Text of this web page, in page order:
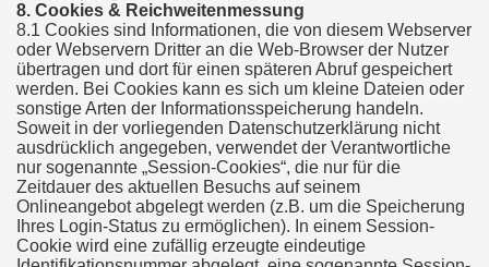
8. Cookies & Reichweitenmessung
8.1 Cookies sind Informationen, die von diesem Webserver
oder Webservern Dritter an die Web-Browser der Nutzer
übertragen und dort für einen späteren Abruf gespeichert
werden. Bei Cookies kann es sich um kleine Dateien oder
sonstige Arten der Informationsspeicherung handeln.
Soweit in der vorliegenden Datenschutzerklärung nicht
ausdrücklich angegeben, verwendet der Verantwortliche
nur sogenannte „Session-Cookies“, die nur für die
Zeitdauer des aktuellen Besuchs auf seinem
Onlineangebot abgelegt werden (z.B. um die Speicherung
Ihres Login-Status zu ermöglichen). In einem Session-
Cookie wird eine zufällig erzeugte eindeutige